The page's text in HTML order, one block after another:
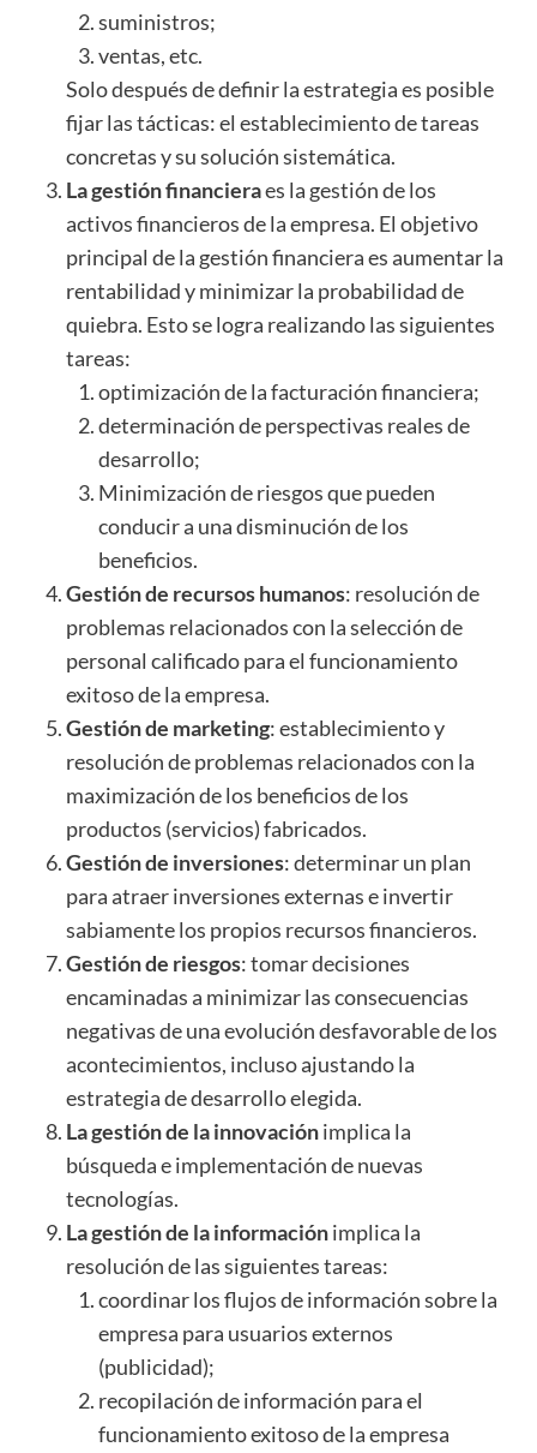
suministros;
ventas, etc.
Solo después de definir la estrategia es posible
fijar las tácticas: el establecimiento de tareas
concretas y su solución sistemática.
La gestión financieraes la gestión de los
activos financieros de la empresa. El objetivo
principal de la gestión financiera es aumentar la
rentabilidad y minimizar la probabilidad de
quiebra. Esto se logra realizando las siguientes
tareas:
optimización de la facturación financiera;
determinación de perspectivas reales de
desarrollo;
Minimización de riesgos que pueden
conducir a una disminución de los
beneficios.
Gestión de recursos humanos: resolución de
problemas relacionados con la selección de
personal calificado para el funcionamiento
exitoso de la empresa.
Gestión de marketing: establecimiento y
resolución de problemas relacionados con la
maximización de los beneficios de los
productos (servicios) fabricados.
Gestión de inversiones: determinar un plan
para atraer inversiones externas e invertir
sabiamente los propios recursos financieros.
Gestión de riesgos: tomar decisiones
encaminadas a minimizar las consecuencias
negativas de una evolución desfavorable de los
acontecimientos, incluso ajustando la
estrategia de desarrollo elegida.
La gestión de la innovaciónimplica la
búsqueda e implementación de nuevas
tecnologías.
La gestión de la informaciónimplica la
resolución de las siguientes tareas:
coordinar los flujos de información sobre la
empresa para usuarios externos
(publicidad);
recopilación de información para el
funcionamiento exitoso de la empresa